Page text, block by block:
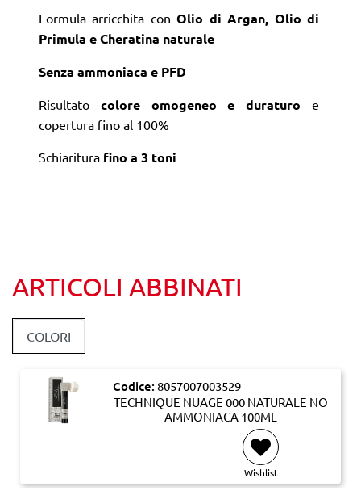
Formula arricchita conOlio di Argan, Olio di
Primula e Cheratina naturale
Senza ammoniaca e PFD
Risultato colore omogeneo e duraturo e
copertura fino al 100%
Schiaritura fino a 3 toni
ARTICOLI ABBINATI
COLORI
Codice: 8057007003529
TECHNIQUE NUAGE 000 NATURALE NO
AMMONIACA 100ML
Wishlist